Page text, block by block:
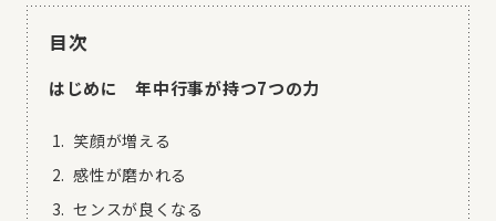
目次
はじめに 年中行事が持つ7つの力
笑顔が増える
感性が磨かれる
センスが良くなる